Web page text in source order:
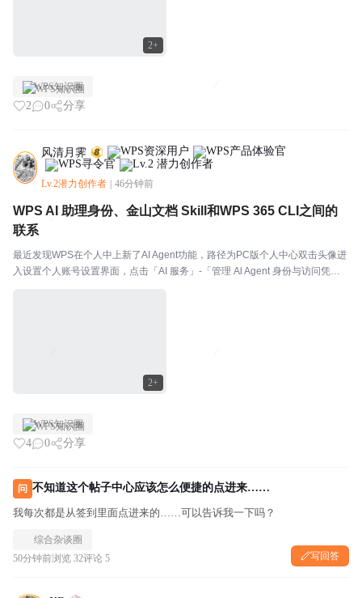
2+
WPS知识圈
2 0 分享
风清月霁
Lv.2潜力创作者 46分钟前
2+
WPS AI 助理身份、金山文档 Skill和WPS 365 CLI之间的
联系
最近发现WPS在个人中上新了AI Agent功能，路径为PC版个人中心双击头像进
入设置个人账号设置界面，点击「AI 服务」-「管理 Al Agent 身份与访问凭证」
WPS知识圈
4 0 分享
问 不知道这个帖子中心应该怎么便捷的点进来……
我每次都是从签到里面点进来的……可以告诉我一下吗？
综合杂谈圈
50分钟前浏览 32评论 5 写回答